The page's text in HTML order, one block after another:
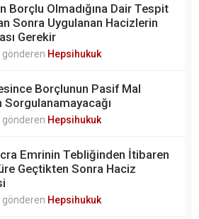
Borçlu Olmadığına Dair Tespit
Sonra Uygulanan Hacizlerin
Gerekir
Hepsihukuk
Borçlunun Pasif Mal
Sorgulanamayacağı
Hepsihukuk
Emrinin Tebliğinden İtibaren
Geçtikten Sonra Haciz
Hepsihukuk